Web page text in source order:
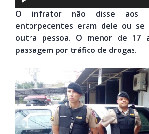
de
áudio
O infrator não disse aos
entorpecentes eram dele ou se
outra pessoa. O menor de 17
passagem por tráfico de drogas.